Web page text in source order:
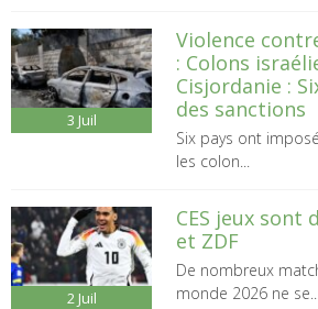
3 Juil
Violence
: Colons
Cisjordanie :
des sanctions
Six pays ont
les colon...
2 Juil
CES jeux sont
et ZDF
De nombreux
monde 2026 ne se...